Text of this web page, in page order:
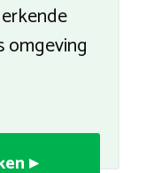
omgeving
▸